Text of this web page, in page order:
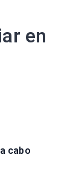
en
cabo